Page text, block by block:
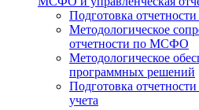
Подготовка
Методологическое
отчетности по МСФО
Методологическое
программных решений
Подготовка
учета